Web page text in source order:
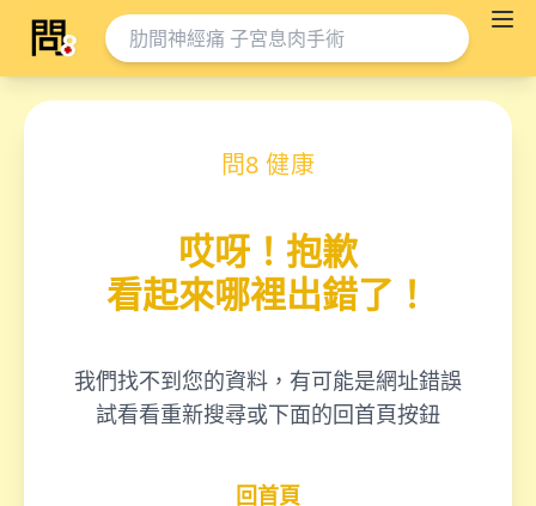
問8 健康
哎呀！抱歉
看起來哪裡出錯了！
我們找不到您的資料，有可能是網址錯誤
試看看重新搜尋或下面的回首頁按鈕
回首頁